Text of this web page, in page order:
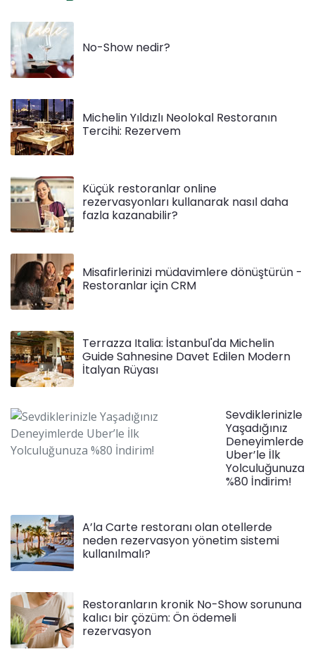
No-Show nedir?
Michelin Yıldızlı Neolokal Restoranın
Tercihi: Rezervem
Küçük restoranlar online
rezervasyonları kullanarak nasıl daha
fazla kazanabilir?
Misafirlerinizi müdavimlere dönüştürün -
Restoranlar için CRM
Terrazza Italia: İstanbul'da Michelin
Guide Sahnesine Davet Edilen Modern
İtalyan Rüyası
Sevdiklerinizle
Yaşadığınız
Deneyimlerde
Uber’le İlk
Yolculuğunuza
%80 İndirim!
A’la Carte restoranı olan otellerde
neden rezervasyon yönetim sistemi
kullanılmalı?
Restoranların kronik No-Show sorununa
kalıcı bir çözüm: Ön ödemeli
rezervasyon